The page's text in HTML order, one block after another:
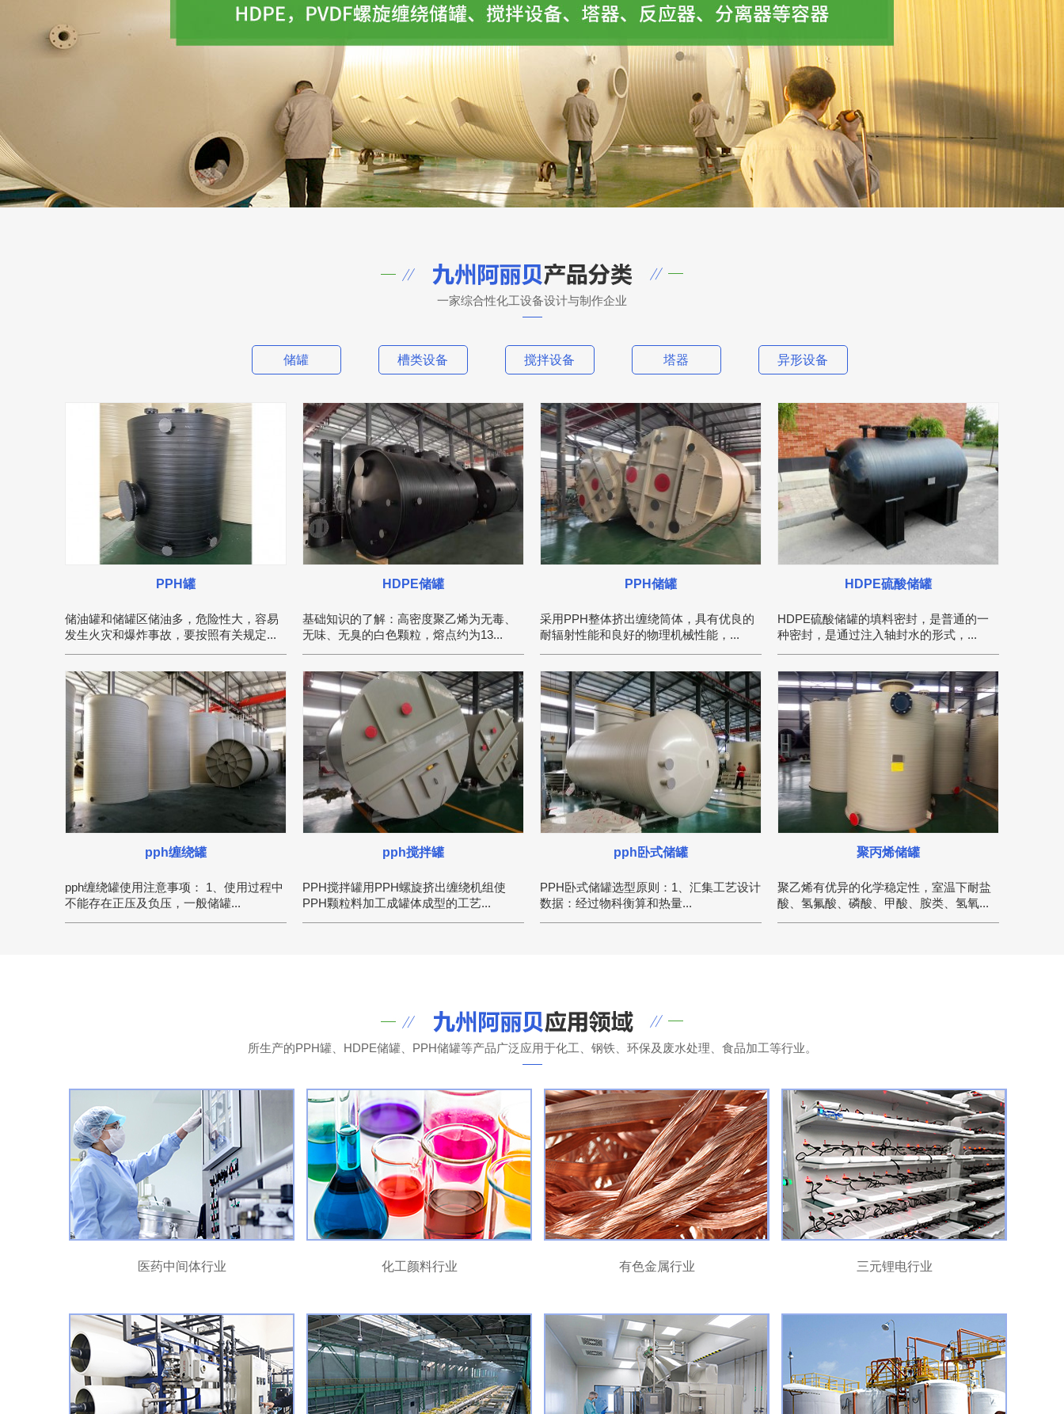
一家综合性化工设备设计与制作企业
储罐 槽类设备 搅拌设备 塔器 异形设备
PPH罐
储油罐和储罐区储油多，危险性大，容易
发生火灾和爆炸事故，要按照有关规定...
HDPE储罐
基础知识的了解：高密度聚乙烯为无毒、
无味、无臭的白色颗粒，熔点约为13...
PPH储罐
采用PPH整体挤出缠绕筒体，具有优良的
耐辐射性能和良好的物理机械性能，...
HDPE硫酸储罐
HDPE硫酸储罐的填料密封，是普通的一
种密封，是通过注入轴封水的形式，...
pph缠绕罐
pph缠绕罐使用注意事项： 1、使用过程中
不能存在正压及负压，一般储罐...
pph搅拌罐
PPH搅拌罐用PPH螺旋挤出缠绕机组使
PPH颗粒料加工成罐体成型的工艺...
pph卧式储罐
PPH卧式储罐选型原则：1、汇集工艺设计
数据：经过物科衡算和热量...
聚丙烯储罐
聚乙烯有优异的化学稳定性，室温下耐盐
酸、氢氟酸、磷酸、甲酸、胺类、氢氧...
所生产的PPH罐、HDPE储罐、PPH储罐等产品广泛应用于化工、钢铁、环保及废水处理、食品加工等行业。
医药中间体行业 化工颜料行业 有色金属行业 三元锂电行业